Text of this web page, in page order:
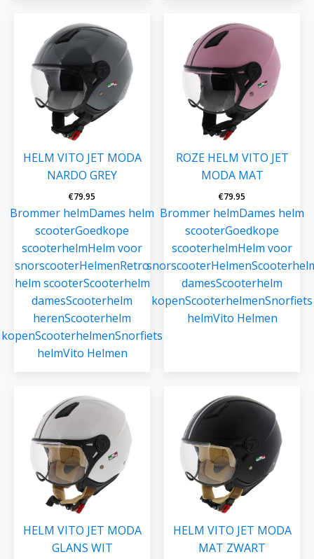
HELM VITO JET MODA
NARDO GREY
€79.95
Brommer helmDames helm
scooterGoedkope
scooterhelmHelm voor
snorscooterHelmenRetro
helm scooterScooterhelm
damesScooterhelm
herenScooterhelm
kopenScooterhelmenSnorfiets
helmVito Helmen
ROZE HELM VITO JET
MODA MAT
€79.95
Brommer helmDames helm
scooterGoedkope
scooterhelmHelm voor
snorscooterHelmen
damesScooterhelm
kopenScooterhelmenSnorfiets
helmVito Helmen
HELM VITO JET MODA
GLANS WIT
HELM VITO JET MODA
MAT ZWART